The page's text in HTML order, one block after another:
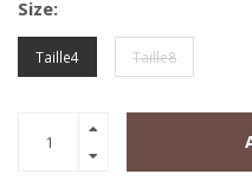
Size:
Taille4 Taille8